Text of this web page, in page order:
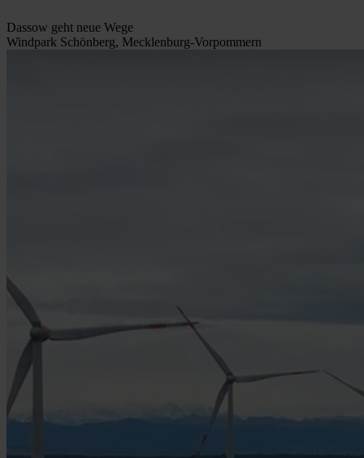
Dassow geht neue Wege
Windpark Schönberg, Mecklenburg-Vorpommern